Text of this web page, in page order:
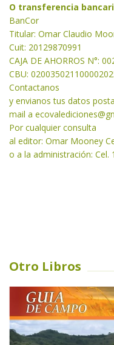
O transferencia
BanCor
Titular: Omar Claudio
Cuit: 20129870991
CAJA DE AHORROS N°:
CBU:
Contactanos
y envianos tus datos
mail a
Por cualquier consulta
al editor: Omar Mooney
o a la administración: Cel.
Otro Libros